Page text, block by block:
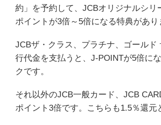
約」を予約して、JCBオリジナルシリ
ポイントが3倍～5倍になる特典があり
JCBザ・クラス、プラチナ、ゴール
行代金を支払うと、J-POINTが5倍に
クです。
それ以外のJCB一般カード、JCB
ポイント3倍です。こちらも1.5％還元